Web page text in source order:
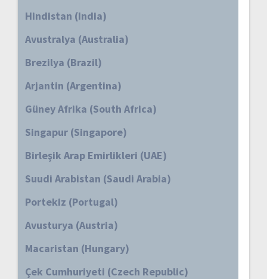
Hindistan (India)
Avustralya (Australia)
Brezilya (Brazil)
Arjantin (Argentina)
Güney Afrika (South Africa)
Singapur (Singapore)
Birleşik Arap Emirlikleri (UAE)
Suudi Arabistan (Saudi Arabia)
Portekiz (Portugal)
Avusturya (Austria)
Macaristan (Hungary)
Çek Cumhuriyeti (Czech Republic)